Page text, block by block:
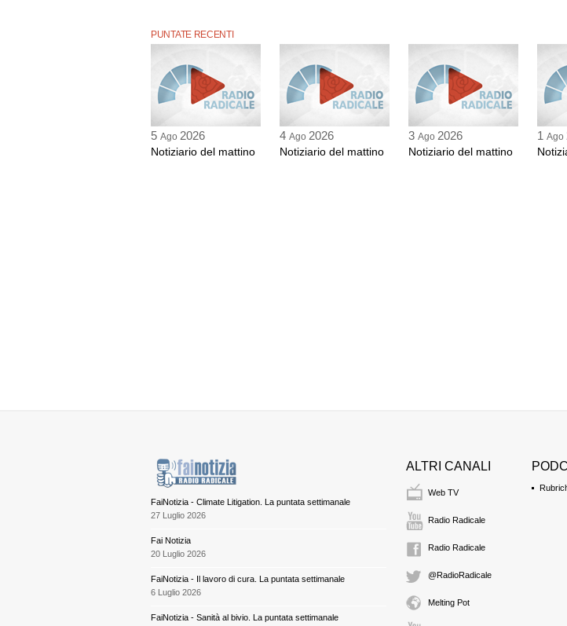
PUNTATE RECENTI
5 Ago 2026
Notiziario del mattino
4 Ago 2026
Notiziario del mattino
3 Ago 2026
Notiziario del mattino
1 Ago
FaiNotizia - Climate Litigation. La puntata settimanale
27 Luglio 2026
Fai Notizia
20 Luglio 2026
FaiNotizia - Il lavoro di cura. La puntata settimanale
6 Luglio 2026
FaiNotizia - Sanità al bivio. La puntata settimanale
ALTRI CANALI
Web TV
Radio Radicale
Radio Radicale
@RadioRadicale
Melting Pot